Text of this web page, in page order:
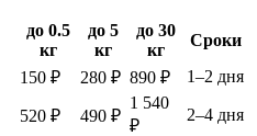
до 0.5
кг
до 5
кг
до 30
кг
Сроки
150 ₽ 280 ₽ 890 ₽ 1–2 дня
520 ₽ 490 ₽
1 540
₽
2–4 дня